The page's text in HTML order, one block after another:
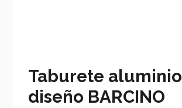
Taburete aluminio
diseño BARCINO